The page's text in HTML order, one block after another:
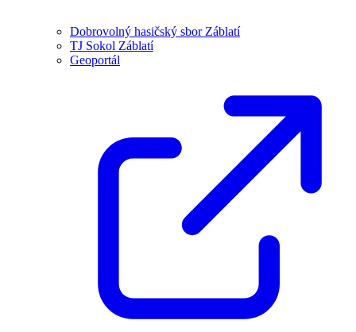
Dobrovolný hasičský sbor Záblatí
TJ Sokol Záblatí
Geoportál